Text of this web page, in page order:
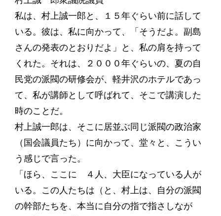
私は、村上誠一郎と、１５年ぐらい前に話して
いる。彼は、私に向かって、「そうだよ。副島
さんの発表のとおりだよ」と、私の肩を持って
くれた。それは、２０００年ぐらいの、夏の自
民党の派閥の研修会が、軽井沢のホテルであっ
て、私が講師として呼ばれて、そこで講演した
時のことだ。
村上誠一郎は、そこに居並ぶ同じ派閥の政治家
（国会議員たち）に向かって、堂々と、こうい
う感じで言った。
「ほら、ここに ４人、大臣になっている人が
いる。この人たちは（と、村上は、自分の派閥
の幹部たちを、本当に自分の指で指さしなが